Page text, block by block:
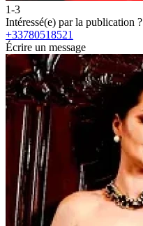
1-3
Intéressé(e) par la publication ?
+33780518521
Écrire un message